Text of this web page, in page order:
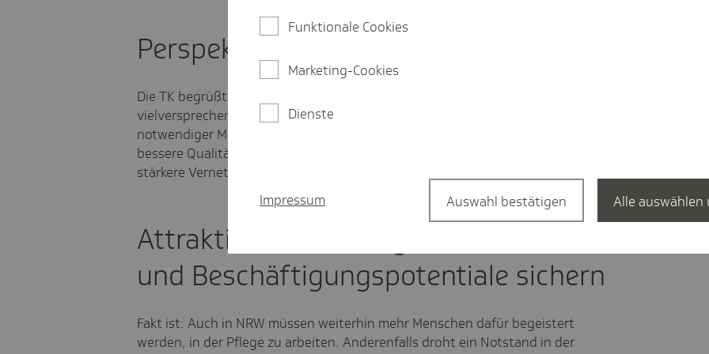
Perspektiven
Die TK begrüßt Initiativen zur Sicherstellung der Pflege und sieht auch in NRW
vielversprechende Ansätze. Gleichwohl decken sie nicht das ganze Spektrum
notwendiger Maßnahmen zur Stärkung der Pflege ab. Vor allem die Aspekte
bessere Qualität, größere Attraktivität der Pflegeberufe und
stärkere Vernetzung sollen noch mehr Beachtung finden.
Attraktivität der Pflegeberufe stärken
und Beschäftigungspotentiale sichern
Fakt ist: Auch in NRW müssen weiterhin mehr Menschen dafür begeistert
werden, in der Pflege zu arbeiten. Anderenfalls droht ein Notstand in der
Funktionale Cookies
Marketing-Cookies
Dienste
Impressum Auswahl bestätigen Alle auswählen